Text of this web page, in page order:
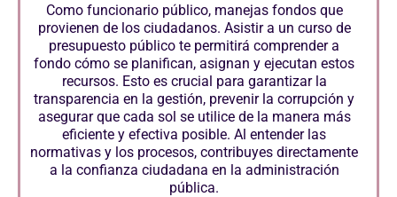
Como funcionario público, manejas fondos que
provienen de los ciudadanos. Asistir a un curso de
presupuesto público te permitirá comprender a
fondo cómo se planifican, asignan y ejecutan estos
recursos. Esto es crucial para garantizar la
transparencia en la gestión, prevenir la corrupción y
asegurar que cada sol se utilice de la manera más
eficiente y efectiva posible. Al entender las
normativas y los procesos, contribuyes directamente
a la confianza ciudadana en la administración
pública.